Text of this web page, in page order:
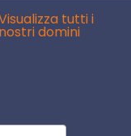
tutti i
nostri domini